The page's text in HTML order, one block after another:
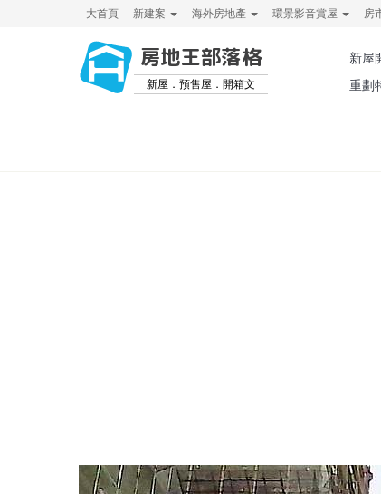
大首頁 新建案 海外房地產 環景影音賞屋 房
房地王部落格
新屋．預售屋．開箱文
新屋
重劃